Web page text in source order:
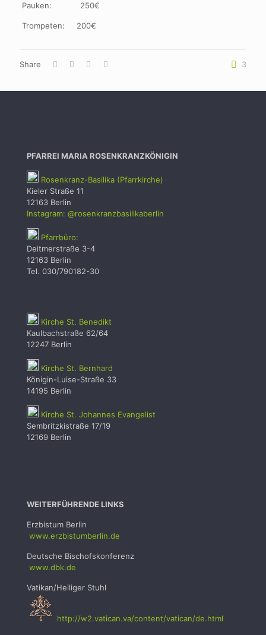
Pauken: 250€
Trompeten: 200€
Share 3
PFARREI MARIA ROSENKRANZKÖNIGIN
Rosenkranz-Basilika (Pfarrkirche)
Kieler Straße 11
12163 Berlin
Instagram: @rosenkranzbasilikaberlin
Pfarrbüro:
Deitmerstraße 3-4
12163 Berlin
Tel. 030/790182-30
Kirche St. Benedikt
Kaulbachstraße 62/64
12247 Berlin
Kirche St. Bernhard
Königin-Luise-Straße 33
14195 Berlin
Kirche St. Johannes Evangelist
Sembritzkistraße 17/19
12169 Berlin
WEITERFÜHRENDE LINKS
Erzbistum Berlin
www.erzbistumberlin.de
Deutsche Bischofskonferenz
www.dbk.de
Vatikan/Heiliger Stuhl
http://w2.vatican.va/content/vatican/de.html